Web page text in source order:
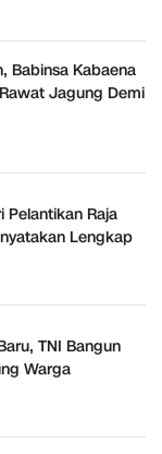
Babinsa Kabaena
Jagung Demi
Pelantikan Raja
Lengkap
TNI Bangun
Warga